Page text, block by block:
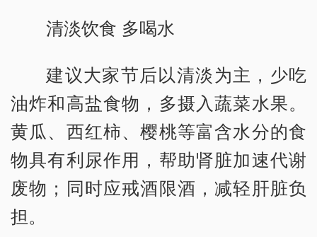
清淡饮食 多喝水
建议大家节后以清淡为主，少吃
油炸和高盐食物，多摄入蔬菜水果。
黄瓜、西红柿、樱桃等富含水分的食
物具有利尿作用，帮助肾脏加速代谢
废物；同时应戒酒限酒，减轻肝脏负
担。